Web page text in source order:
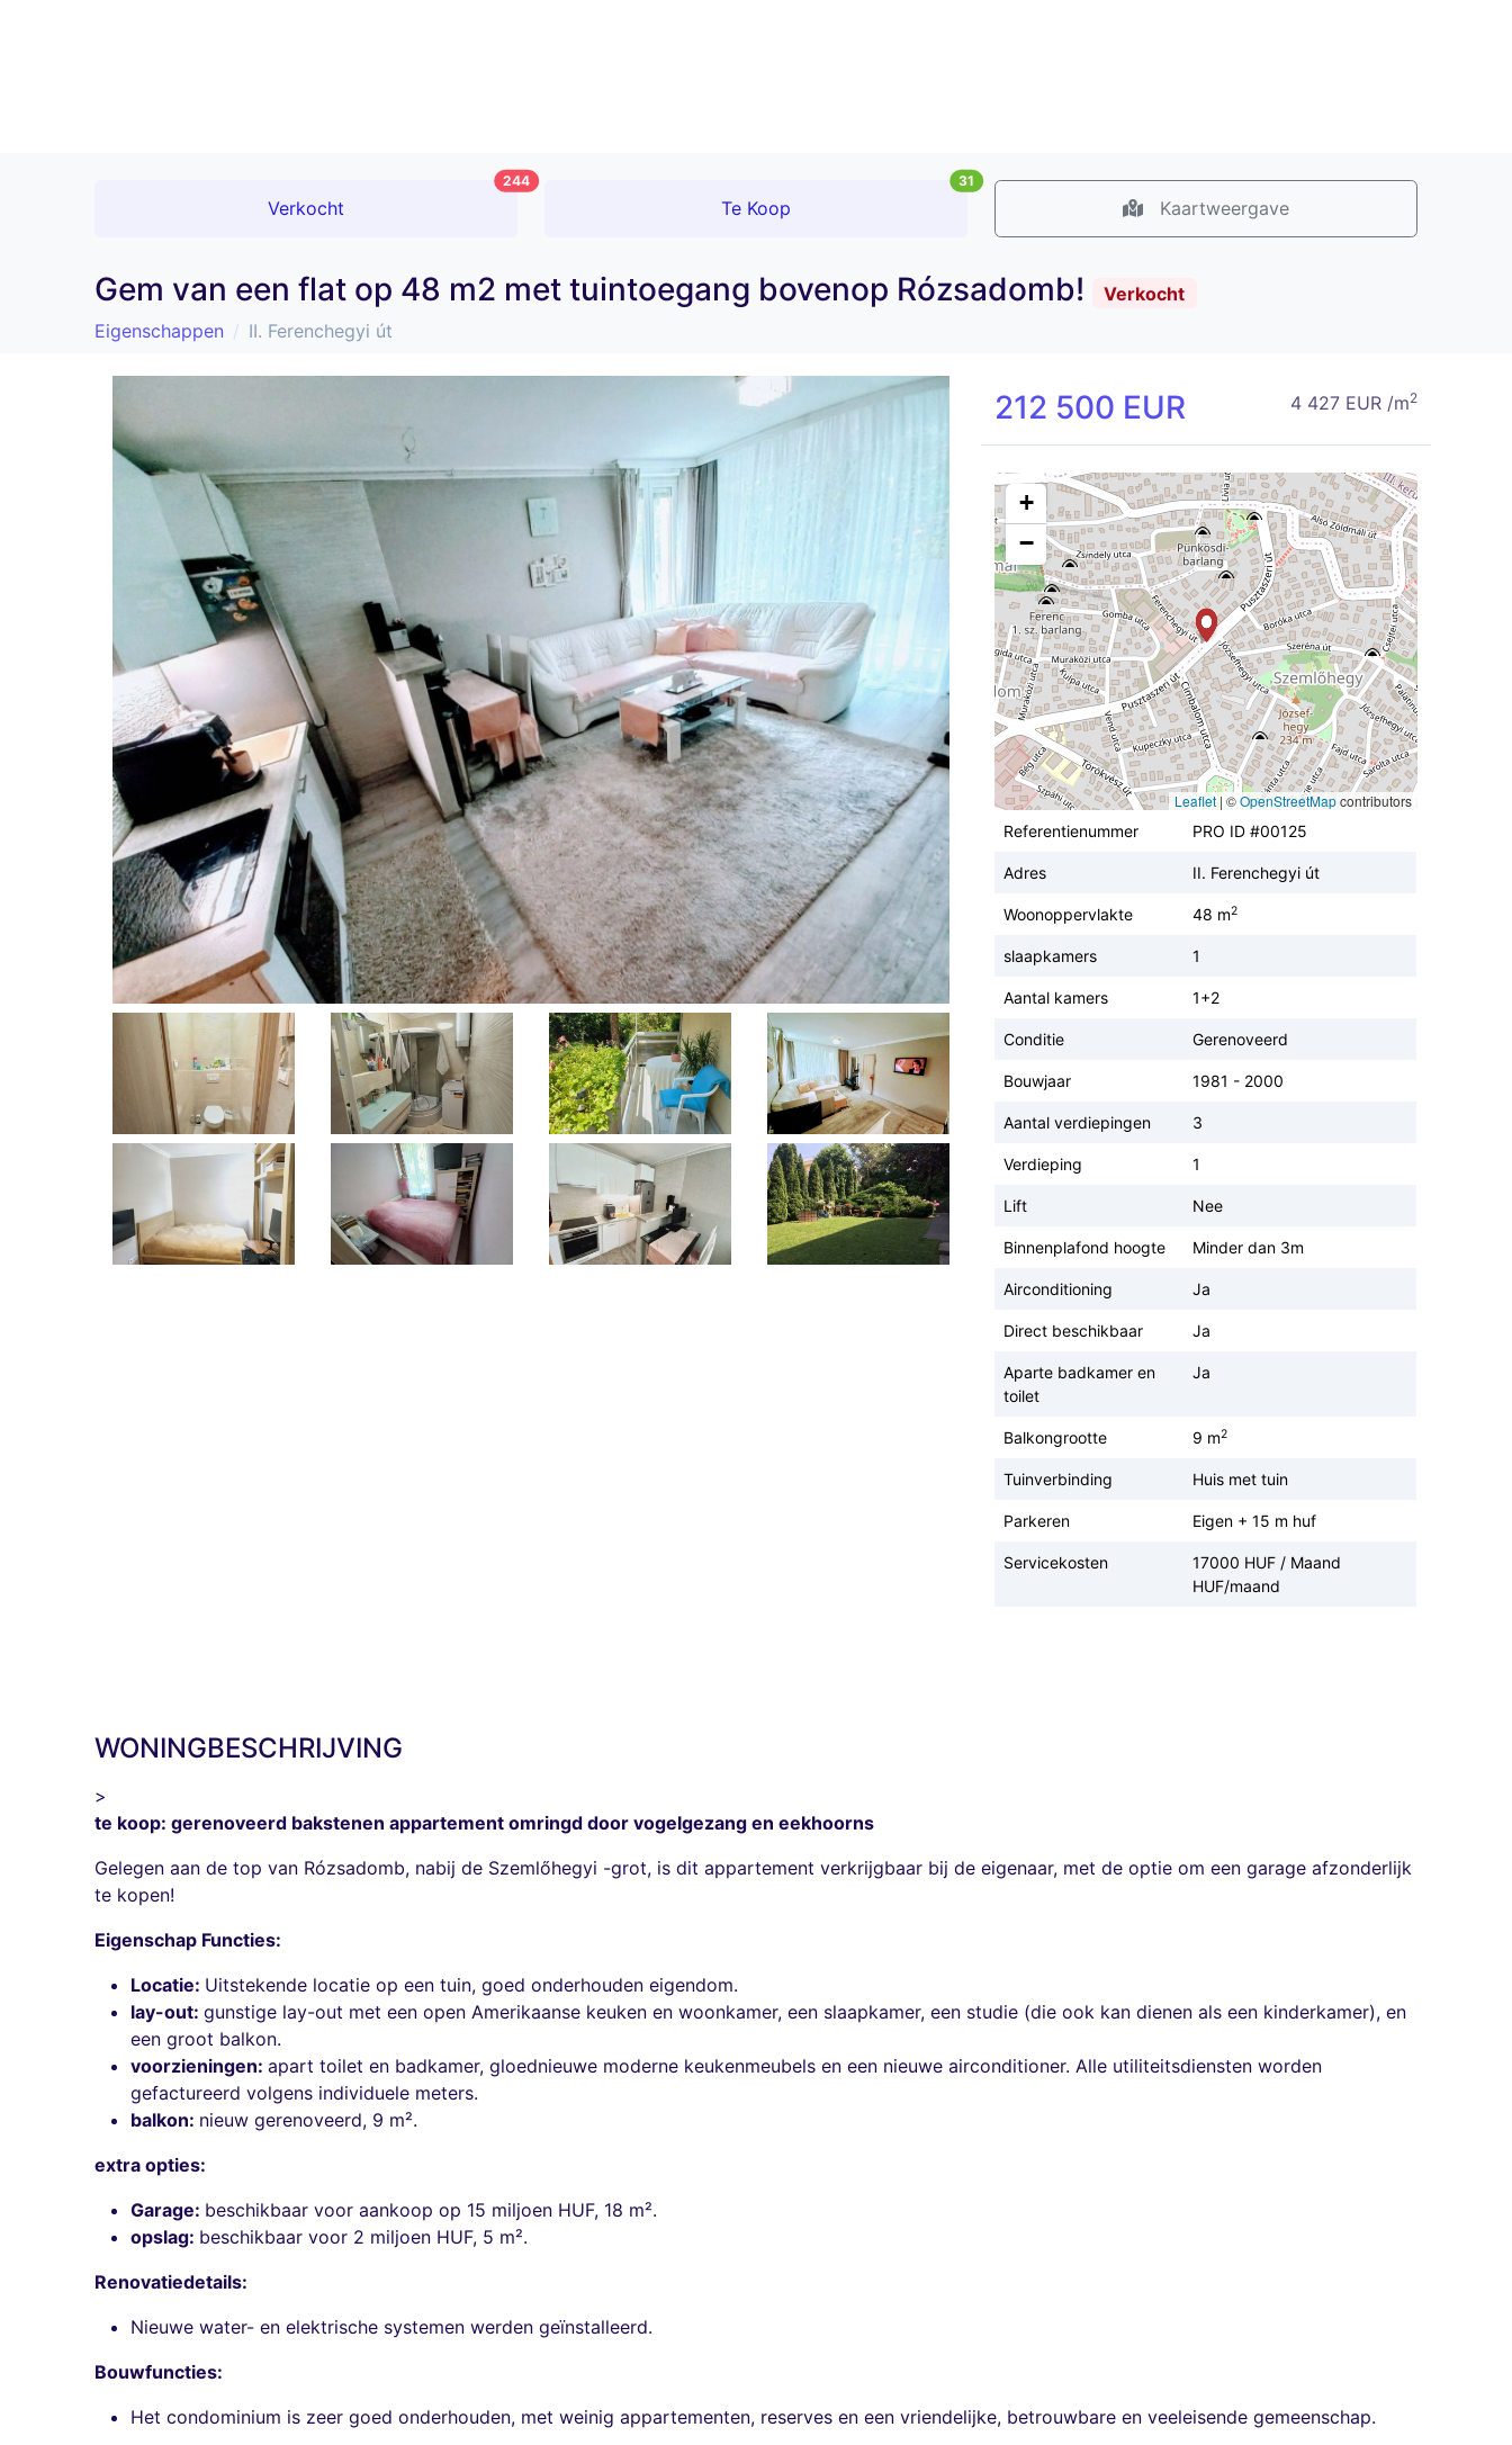
Verkocht
244
Te Koop
31
Kaartweergave
Gem van een flat op 48 m2 met tuintoegang bovenop Rózsadomb!
Verkocht
Eigenschappen
II. Ferenchegyi út
212 500 EUR 4 427 EUR /m2
+
−
Leaflet | ©OpenStreetMapcontributors
Referentienummer
PRO ID #00125
Adres II. Ferenchegyi út
Woonoppervlakte 48 m2
slaapkamers 1
Aantal kamers 1+2
Conditie Gerenoveerd
Bouwjaar 1981 - 2000
Aantal verdiepingen 3
Verdieping 1
Lift Nee
Binnenplafond hoogte Minder dan 3m
Airconditioning Ja
Direct beschikbaar Ja
Aparte badkamer en
toilet
Ja
Balkongrootte 9 m2
Tuinverbinding Huis met tuin
Parkeren Eigen + 15 m huf
Servicekosten
17000 HUF / Maand
HUF/maand
WONINGBESCHRIJVING
>
te koop: gerenoveerd bakstenen appartement omringd door vogelgezang en eekhoorns
Gelegen aan de top van Rózsadomb, nabij de Szemlőhegyi -grot, is dit appartement verkrijgbaar bij de eigenaar, met de optie om een ​​garage afzonderlijk
te kopen!
Eigenschap Functies:
Locatie: Uitstekende locatie op een tuin, goed onderhouden eigendom.
lay-out: gunstige lay-out met een open Amerikaanse keuken en woonkamer, een slaapkamer, een studie (die ook kan dienen als een kinderkamer), en
een groot balkon.
voorzieningen: apart toilet en badkamer, gloednieuwe moderne keukenmeubels en een nieuwe airconditioner. Alle utiliteitsdiensten worden
gefactureerd volgens individuele meters.
balkon: nieuw gerenoveerd, 9 m².
extra opties:
Garage: beschikbaar voor aankoop op 15 miljoen HUF, 18 m².
opslag: beschikbaar voor 2 miljoen HUF, 5 m².
Renovatiedetails:
Nieuwe water- en elektrische systemen werden geïnstalleerd.
Bouwfuncties:
Het condominium is zeer goed onderhouden, met weinig appartementen, reserves en een vriendelijke, betrouwbare en veeleisende gemeenschap.